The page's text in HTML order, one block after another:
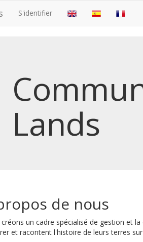
S'identifier
Lands
de nous
un cadre spécialisé de gestion et
et racontent l'histoire de leurs terres